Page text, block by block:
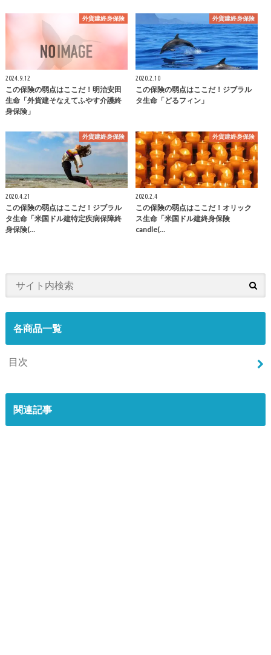
外貨建終身保険
2024.9.12
この保険の弱点はここだ！明治安田
生命「外貨建そなえてふやす介護終
身保険」
外貨建終身保険
2020.2.10
この保険の弱点はここだ！ジブラル
タ生命「どるフィン」
外貨建終身保険
2020.4.21
この保険の弱点はここだ！ジブラル
タ生命「米国ドル建特定疾病保障終
身保険(…
外貨建終身保険
2020.2.4
この保険の弱点はここだ！オリック
ス生命「米国ドル建終身保険
candle(…
各商品一覧
目次
関連記事